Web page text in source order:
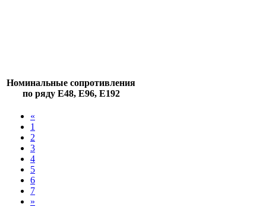
Номинальные сопротивления
по ряду E48, E96, E192
«
1
2
3
4
5
6
7
»